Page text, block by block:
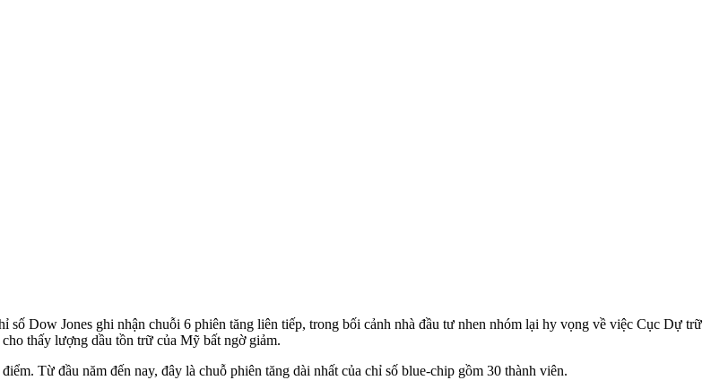
Dow Jones ghi nhận chuỗi 6 phiên tăng liên tiếp, trong bối cảnh nhà đầu tư nhen nhóm lại hy vọng về việc Cục Dự trữ
thấy lượng dầu tồn trữ của Mỹ bất ngờ giảm.
Từ đầu năm đến nay, đây là chuỗ phiên tăng dài nhất của chỉ số blue-chip gồm 30 thành viên.